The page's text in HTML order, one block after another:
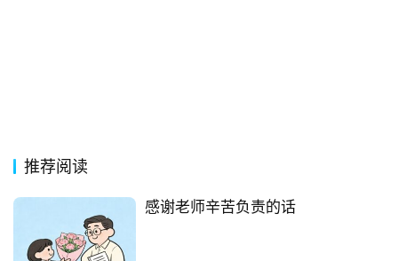
常
用
贺
登录
推荐阅读
感谢老师辛苦负责的话